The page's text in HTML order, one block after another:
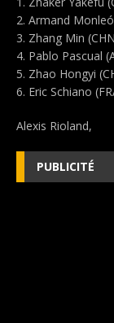
2. Armand
3. Zhang Min
4. Pablo Pascual
5. Zhao Hongyi
6. Eric Schiano
Alexis Rioland,
PUBLICITÉ